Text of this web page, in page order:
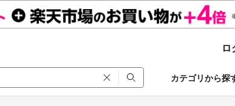
カテゴリから探